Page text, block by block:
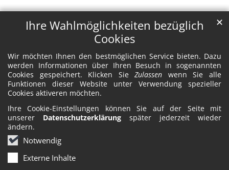
Ihre Wahlmöglichkeiten bezüglich
Cookies
Wir möchten Ihnen den bestmöglichen Service bieten. Dazu
werden Informationen über Ihren Besuch in sogenannten
Cookies gespeichert. Klicken SieZulassen wenn Sie alle
Funktionen dieser Website unter Verwendung spezieller
Cookies aktiveren möchten.
Ihre Cookie-Einstellungen können Sie auf der Seite mit
unserer Datenschutzerklärung später jederzeit wieder
ändern.
Notwendig
Externe Inhalte
✕